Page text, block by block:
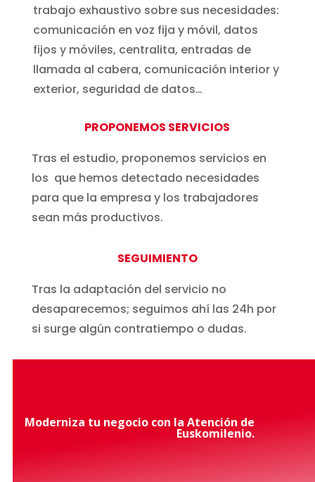
trabajo exhaustivo sobre sus necesidades:
comunicación en voz fija y móvil, datos
fijos y móviles, centralita, entradas de
llamada al cabera, comunicación interior y
exterior, seguridad de datos…
PROPONEMOS SERVICIOS
Tras el estudio, proponemos servicios en
los que hemos detectado necesidades
para que la empresa y los trabajadores
sean más productivos.
SEGUIMIENTO
Tras la adaptación del servicio no
desaparecemos; seguimos ahí las 24h por
si surge algún contratiempo o dudas.
Moderniza tu negocio con la Atención de
Euskomilenio.